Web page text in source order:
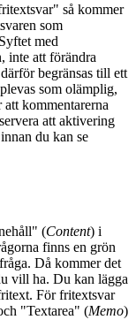
så kommer
som
med
inte att förändra
begränsas till ett
som olämplig,
kommentarerna
att aktivering
du kan se
(Content) i
finns en grön
Då kommer det
vill ha. Du kan lägga
För fritextsvar
"Textarea" (Memo)